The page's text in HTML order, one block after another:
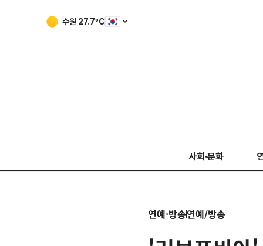
수원 27.7ºC
사회·문화
연예·방송연예/방송